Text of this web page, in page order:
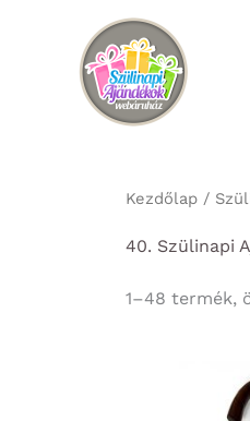
Kezdőlap/
40. Szülinapi
1–48 termék,